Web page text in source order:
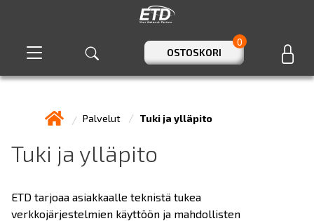
OSTOSKORI
0
Palvelut Tuki ja ylläpito
Tuki ja ylläpito
ETD tarjoaa asiakkaalle teknistä tukea
verkkojärjestelmien käyttöön ja mahdollisten